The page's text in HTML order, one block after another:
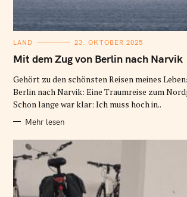
K
T
E
O
R
I
N
LAND 23. OKTOBER 2025
Mit dem Zug von Berlin nach Narvik
Gehört zu den schönsten Reisen meines
Berlin nach Narvik: Eine Traumreise zum
Schon lange war klar: Ich muss hoch in..
Mehr lesen